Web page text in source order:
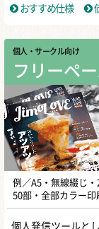
おすすめ仕様
個人・サークル向け
フリーペ
例／A5・無線綴じ・
50部・全部カラー印
個人発信ツールと